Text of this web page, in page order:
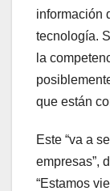
información
tecnología.
la
que están
Este “va a
empresas”,
“Estamos